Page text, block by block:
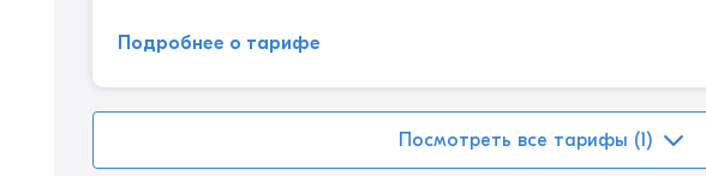
Подробнее о тарифе
Посмотреть все тарифы (1)